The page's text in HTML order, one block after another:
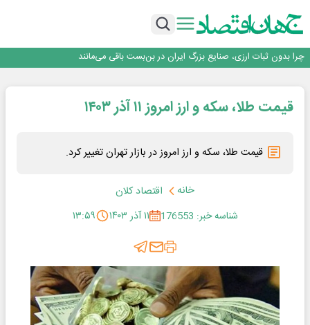
روزنامه ۱۷ مرداد
چرا بدون ثبات ارزی، صنایع بزرگ ایران در بن‌بست باقی می‌مانند
روزنامه ۱۷ مرداد
افزایش قیمت بلیت اتوبوس فصلی شد؟
قیمت طلا، سکه و ارز امروز ۱۱ آذر ۱۴۰۳
قیمت طلا، سکه و ارز امروز در بازار تهران تغییر کرد.
خانه
اقتصاد کلان
شناسه خبر: 176553
۱۱ آذر ۱۴۰۳ ۱۳:۵۹